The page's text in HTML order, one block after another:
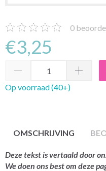
0
€3,25
Op voorraad (40+)
OMSCHRIJVING
Deze tekst is vertaald door
We doen ons best om deze